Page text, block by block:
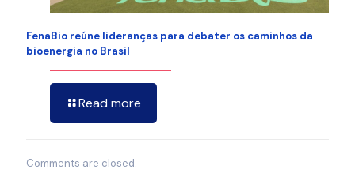
FenaBio reúne lideranças para debater os caminhos da
bioenergia no Brasil
Read more
Comments are closed.